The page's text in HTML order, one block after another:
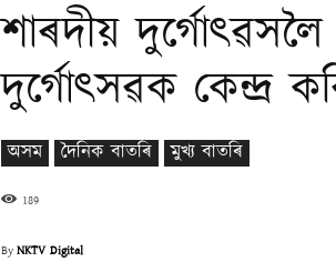
শাৰদীয়
দুৰ্গোৎসৱক কেন্দ্ৰ
অসম দৈনিক বাতৰি মুখ্য বাতৰি
189
ByNKTV Digital